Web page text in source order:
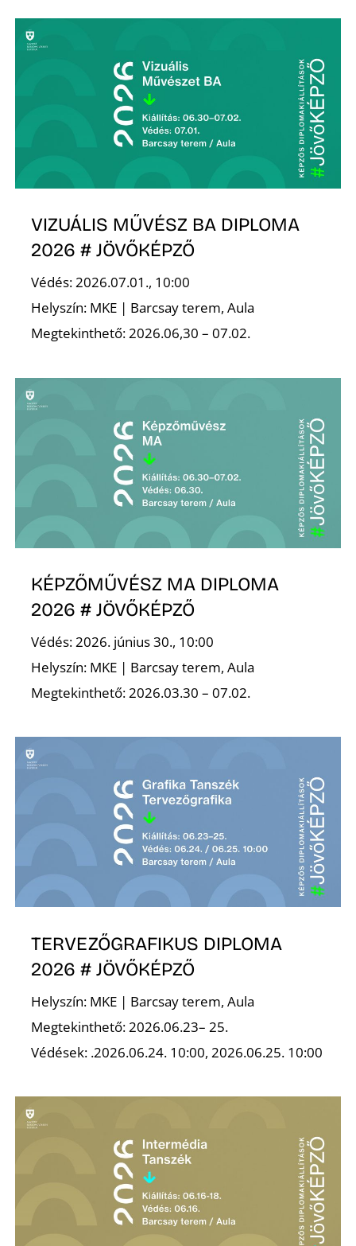
VIZUÁLIS MŰVÉSZ BA DIPLOMA
2026 # JÖVŐKÉPZŐ
Védés: 2026.07.01., 10:00
Helyszín: MKE | Barcsay terem, Aula
Megtekinthető: 2026.06,30 – 07.02.
KÉPZŐMŰVÉSZ MA DIPLOMA
2026 # JÖVŐKÉPZŐ
Védés: 2026. június 30., 10:00
Helyszín: MKE | Barcsay terem, Aula
Megtekinthető: 2026.03.30 – 07.02.
TERVEZŐGRAFIKUS DIPLOMA
2026 # JÖVŐKÉPZŐ
Helyszín: MKE | Barcsay terem, Aula
Megtekinthető: 2026.06.23– 25.
Védések: .2026.06.24. 10:00, 2026.06.25. 10:00